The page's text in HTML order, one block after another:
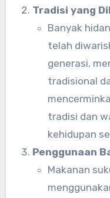
Tradisi yang
Banyak
telah
generasi,
tradisional
tradisi dan
kehidupan
Penggunaan
Makanan